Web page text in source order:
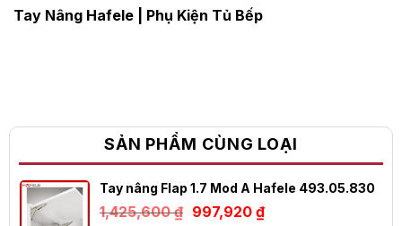
SẢN PHẨM CÙNG LOẠI
Tay nâng Flap 1.7 Mod A Hafele 493.05.830
1,425,600₫ Giá
997,920 ₫Giá
Tay Nâng Hafele Phụ Kiện Tủ Bếp